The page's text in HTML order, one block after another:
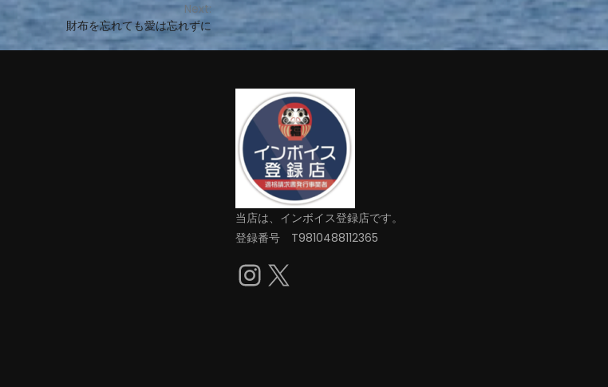
Next:
財布を忘れても愛は忘れずに
当店は、インボイス登録店です。
登録番号 T9810488112365
Instagram
X